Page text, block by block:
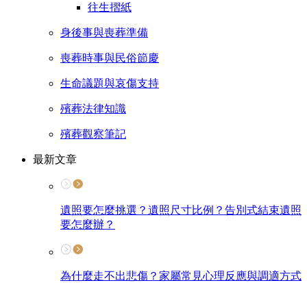
往生摺紙
身後事與喪葬準備
喪葬時事與民俗節慶
生命議題與哀傷支持
殯葬法律知識
殯葬觀察筆記
最新文章
遺照要怎麼挑選？遺照尺寸比例？告別式結束遺照
要怎麼辦？
為什麼走不出悲傷？家屬常見心理反應與調適方式